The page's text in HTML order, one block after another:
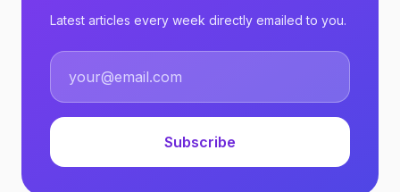
Latest articles every week directly emailed to you.
Subscribe